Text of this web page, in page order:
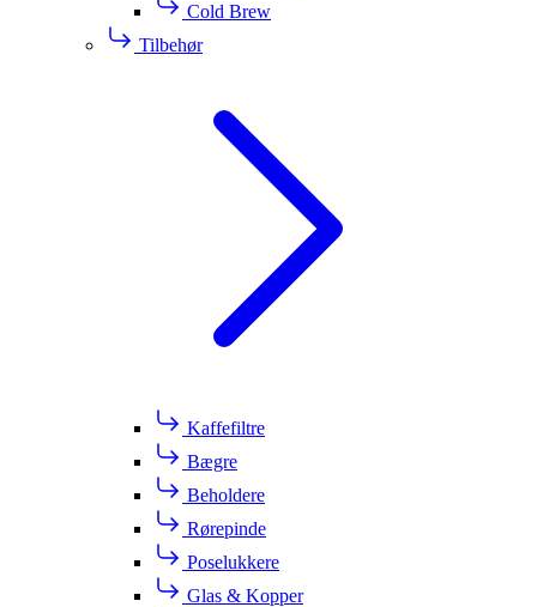
Cold Brew
Tilbehør
Kaffefiltre
Bægre
Beholdere
Rørepinde
Poselukkere
Glas & Kopper